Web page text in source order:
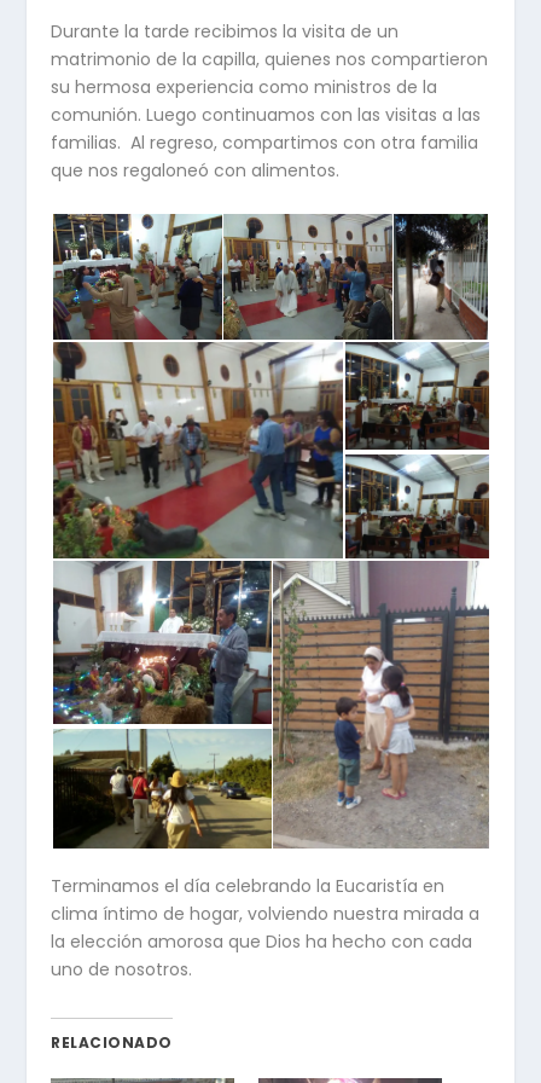
Durante la tarde recibimos la visita de un
matrimonio de la capilla, quienes nos compartieron
su hermosa experiencia como ministros de la
comunión. Luego continuamos con las visitas a las
familias. Al regreso, compartimos con otra familia
que nos regaloneó con alimentos.
Terminamos el día celebrando la Eucaristía en
clima íntimo de hogar, volviendo nuestra mirada a
la elección amorosa que Dios ha hecho con cada
uno de nosotros.
RELACIONADO